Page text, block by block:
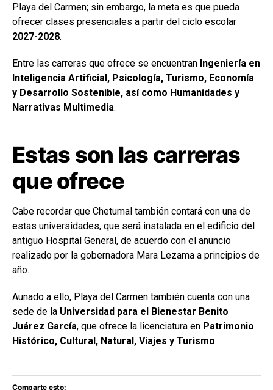
Playa del Carmen; sin embargo, la meta es que pueda
ofrecer clases presenciales a partir del ciclo escolar
2027-2028.
Entre las carreras que ofrece se encuentran Ingeniería en
Inteligencia Artificial, Psicología, Turismo, Economía
y Desarrollo Sostenible, así como Humanidades y
Narrativas Multimedia.
Estas son las carreras
que ofrece
Cabe recordar que Chetumal también contará con una de
estas universidades, que será instalada en el edificio del
antiguo Hospital General, de acuerdo con el anuncio
realizado por la gobernadora Mara Lezama a principios de
año.
Aunado a ello, Playa del Carmen también cuenta con una
sede de la Universidad para el Bienestar Benito
Juárez García, que ofrece la licenciatura en Patrimonio
Histórico, Cultural, Natural, Viajes y Turismo.
Comparte esto: